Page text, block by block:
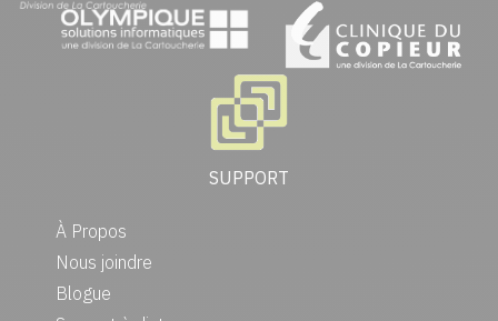
SUPPORT
À Propos
Nous joindre
Blogue